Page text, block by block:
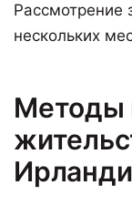
Рассмотрение
нескольких
Методы